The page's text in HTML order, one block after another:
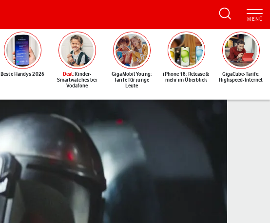
Beste Handys 2026 Deal: Kinder-
Smartwatches bei
Vodafone
GigaMobil Young:
Tarife für junge
Leute
iPhone 18: Release &
mehr im Überblick
GigaCube-Tarife:
Highspeed-Internet